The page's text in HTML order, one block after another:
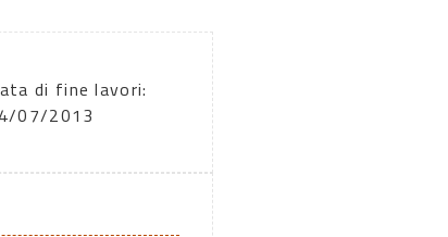
di fine lavori:
07/2013